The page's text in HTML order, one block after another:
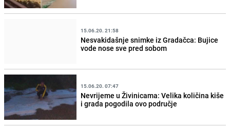
15.06.20. 21:58
Nesvakidašnje snimke iz Gradačca: Bujice
vode nose sve pred sobom
15.06.20. 07:47
Nevrijeme u Živinicama: Velika količina kiše
i grada pogodila ovo područje